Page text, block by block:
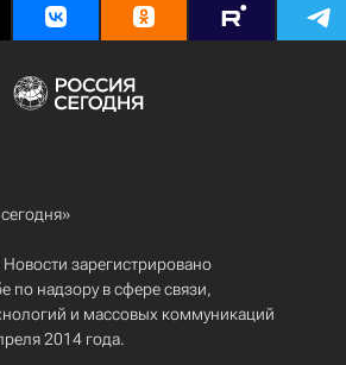
зарегистрировано
по надзору в сфере связи,
и массовых коммуникаций
2014 года.